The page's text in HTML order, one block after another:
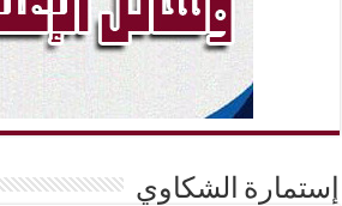
إستمارة الشكاوي